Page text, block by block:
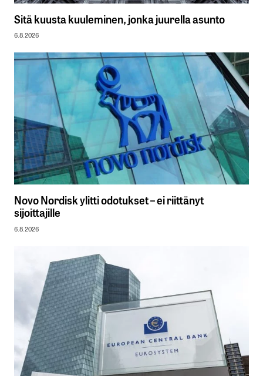
Sitä kuusta kuuleminen, jonka juurella asunto
6.8.2026
Novo Nordisk ylitti odotukset – ei riittänyt
sijoittajille
6.8.2026